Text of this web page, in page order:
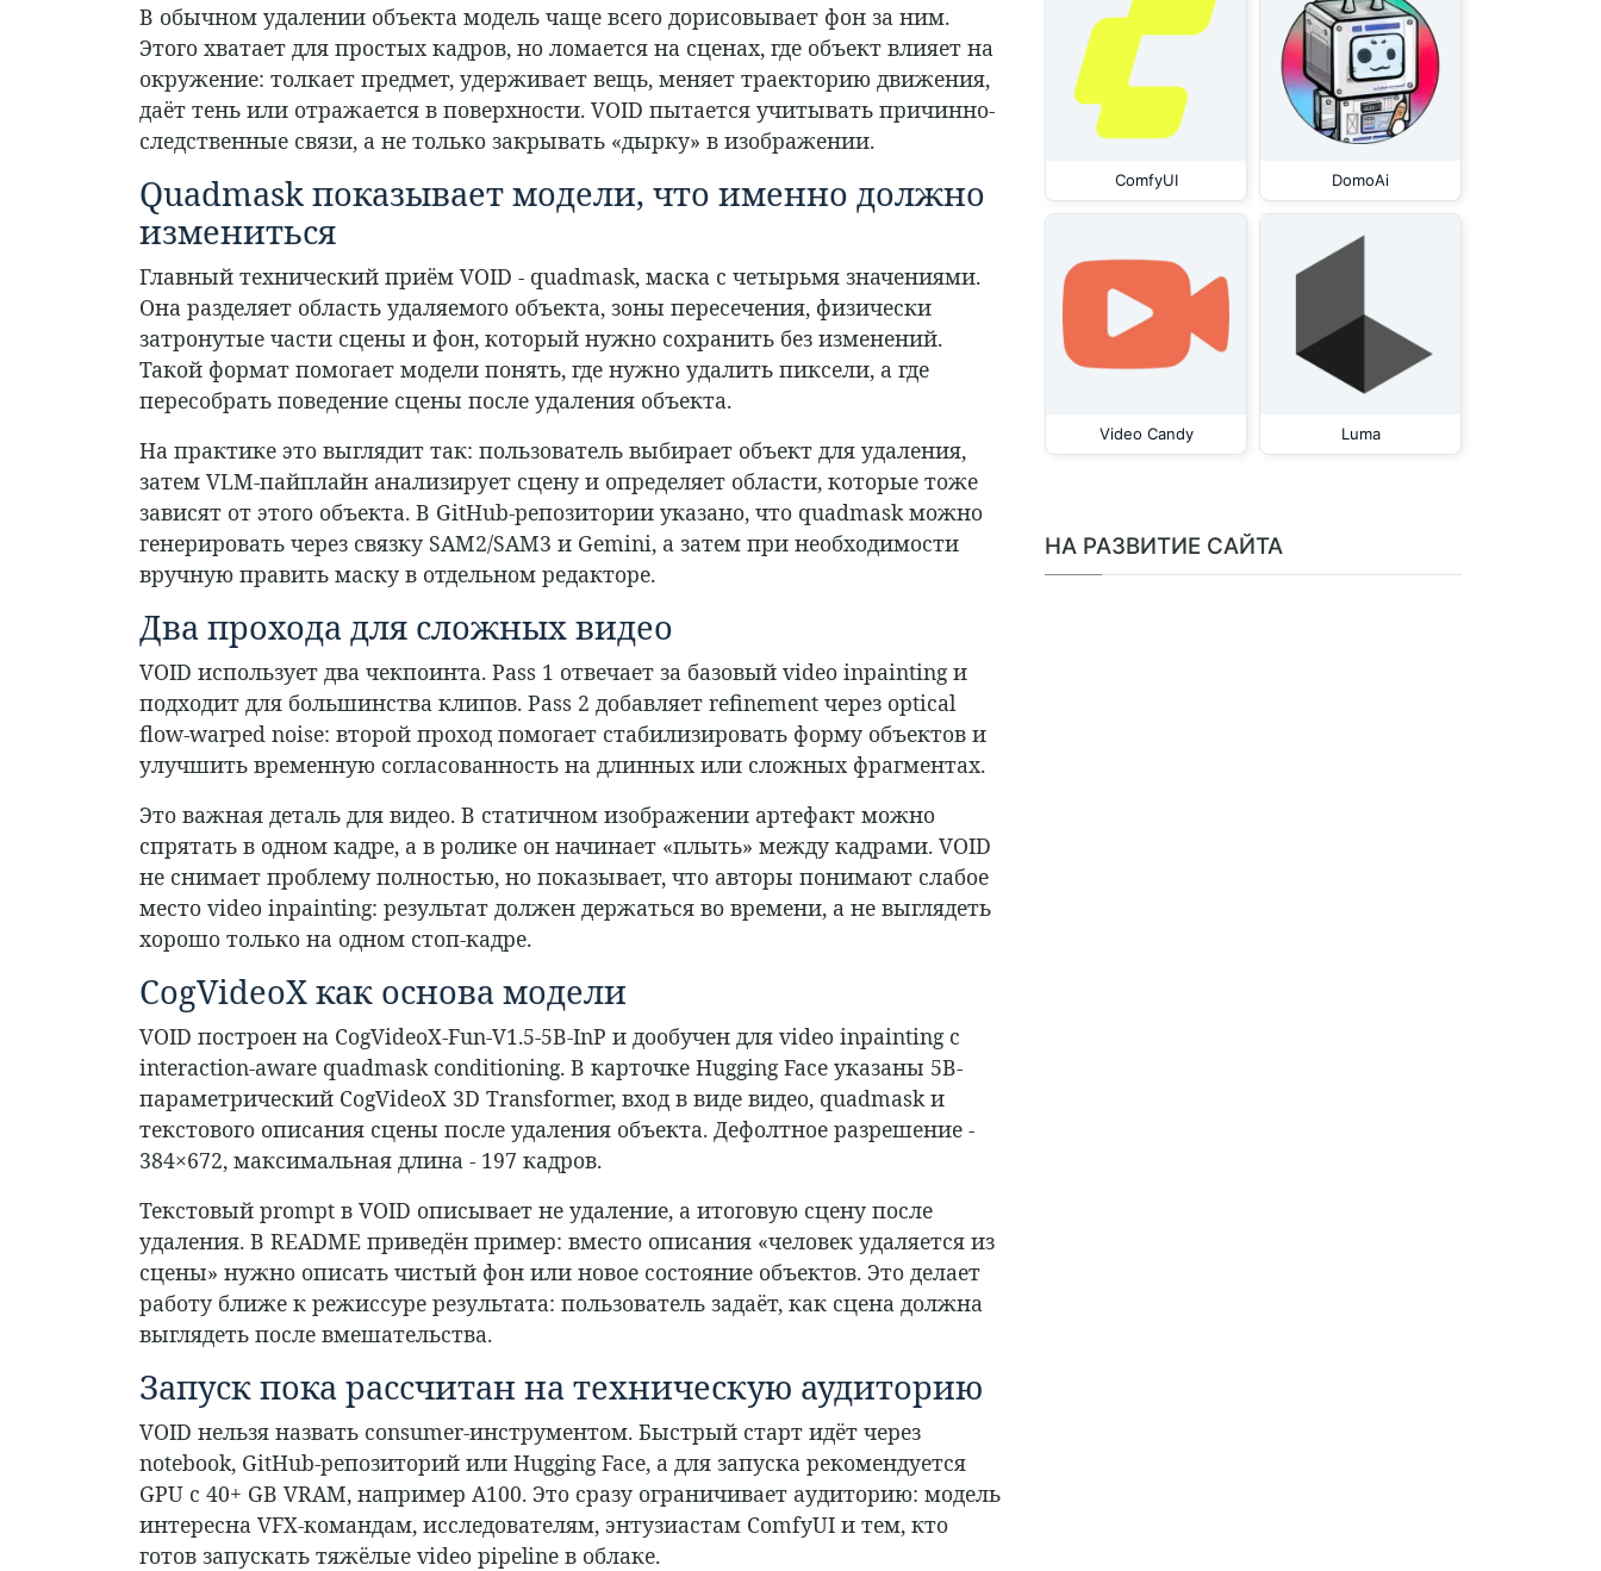
В обычном удалении объекта модель чаще всего дорисовывает фон за ним.
Этого хватает для простых кадров, но ломается на сценах, где объект влияет на
окружение: толкает предмет, удерживает вещь, меняет траекторию движения,
даёт тень или отражается в поверхности. VOID пытается учитывать причинно-
следственные связи, а не только закрывать «дырку» в изображении.
Quadmask показывает модели, что именно должно
измениться
Главный технический приём VOID - quadmask, маска с четырьмя значениями.
Она разделяет область удаляемого объекта, зоны пересечения, физически
затронутые части сцены и фон, который нужно сохранить без изменений.
Такой формат помогает модели понять, где нужно удалить пиксели, а где
пересобрать поведение сцены после удаления объекта.
На практике это выглядит так: пользователь выбирает объект для удаления,
затем VLM-пайплайн анализирует сцену и определяет области, которые тоже
зависят от этого объекта. В GitHub-репозитории указано, что quadmask можно
генерировать через связку SAM2/SAM3 и Gemini, а затем при необходимости
вручную править маску в отдельном редакторе.
Два прохода для сложных видео
VOID использует два чекпоинта. Pass 1 отвечает за базовый video inpainting и
подходит для большинства клипов. Pass 2 добавляет refinement через optical
flow-warped noise: второй проход помогает стабилизировать форму объектов и
улучшить временную согласованность на длинных или сложных фрагментах.
Это важная деталь для видео. В статичном изображении артефакт можно
спрятать в одном кадре, а в ролике он начинает «плыть» между кадрами. VOID
не снимает проблему полностью, но показывает, что авторы понимают слабое
место video inpainting: результат должен держаться во времени, а не выглядеть
хорошо только на одном стоп-кадре.
CogVideoX как основа модели
VOID построен на CogVideoX-Fun-V1.5-5B-InP и дообучен для video inpainting с
interaction-aware quadmask conditioning. В карточке Hugging Face указаны 5B-
параметрический CogVideoX 3D Transformer, вход в виде видео, quadmask и
текстового описания сцены после удаления объекта. Дефолтное разрешение -
384×672, максимальная длина - 197 кадров.
Текстовый prompt в VOID описывает не удаление, а итоговую сцену после
удаления. В README приведён пример: вместо описания «человек удаляется из
сцены» нужно описать чистый фон или новое состояние объектов. Это делает
работу ближе к режиссуре результата: пользователь задаёт, как сцена должна
выглядеть после вмешательства.
Запуск пока рассчитан на техническую аудиторию
VOID нельзя назвать consumer-инструментом. Быстрый старт идёт через
notebook, GitHub-репозиторий или Hugging Face, а для запуска рекомендуется
GPU с 40+ GB VRAM, например A100. Это сразу ограничивает аудиторию: модель
интересна VFX-командам, исследователям, энтузиастам ComfyUI и тем, кто
готов запускать тяжёлые video pipeline в облаке.
ComfyUI DomoAi
Video Candy Luma
НА РАЗВИТИЕ САЙТА